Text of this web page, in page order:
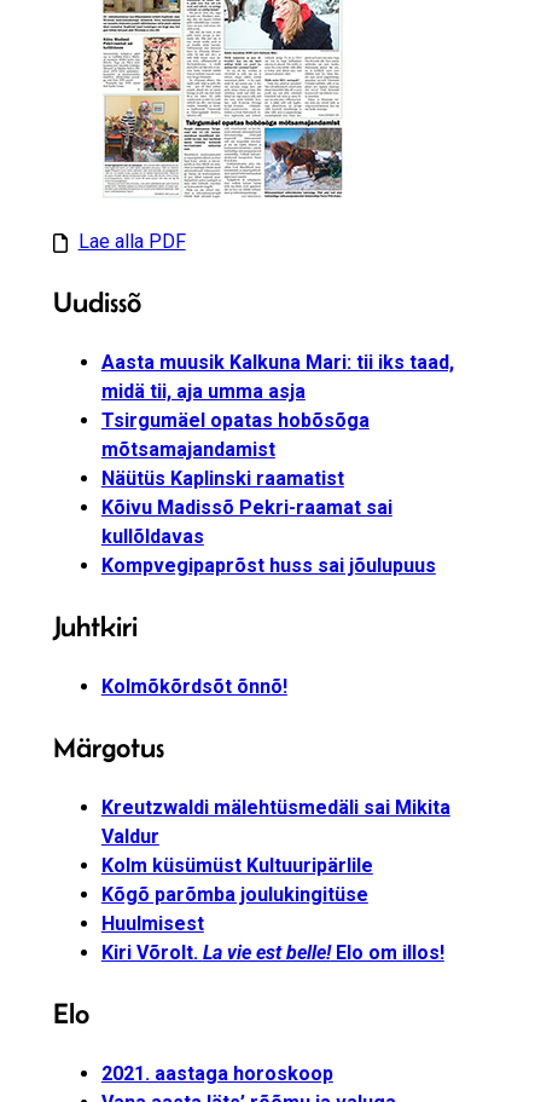
Lae alla PDF
Uudissõ
Aasta muusik Kalkuna Mari: tii iks taad,
midä tii, aja umma asja
Tsirgumäel opatas hobõsõga
mõtsamajandamist
Näütüs Kaplinski raamatist
Kõivu Madissõ Pekri-raamat sai
kullõldavas
Kompvegipaprõst huss sai jõulupuus
Juhtkiri
Kolmõkõrdsõt õnnõ!
Märgotus
Kreutzwaldi mälehtüsmedäli sai Mikita
Valdur
Kolm küsümüst Kultuuripärlile
Kõgõ parõmba joulukingitüse
Huulmisest
Kiri Võrolt. La vie est belle!Elo om illos!
Elo
2021. aastaga horoskoop